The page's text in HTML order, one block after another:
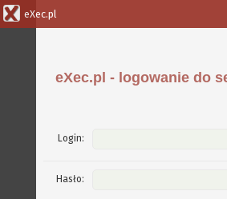
eXec.pl
eXec.pl - logowanie do
Login:
Hasło: